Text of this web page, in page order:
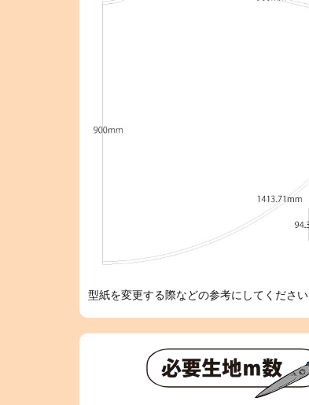
型紙を変更する際などの参考にしてください